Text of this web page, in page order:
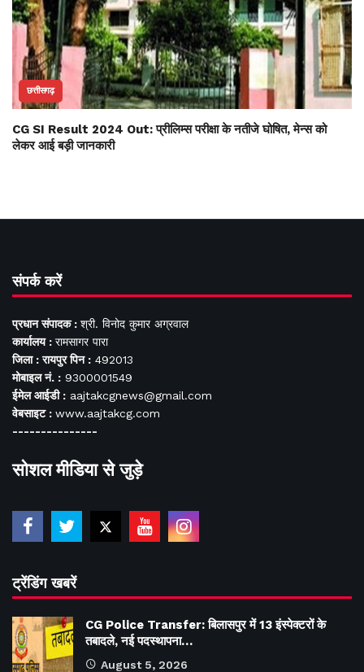
छत्तीसगढ़
CG SI Result 2024 Out: प्रीलिम्स परीक्षा के नतीजे घोषित, मेन्स को
लेकर आई बड़ी जानकारी
संपर्क करें
प्रधान संपादक : श्री. विनोद कुमार अग्रवाल
कार्यालय : रामसागर पारा
जिला : रायपुर पिन : 492013
मोबाइल नं. : 9300001549
ईमेल आईडी : aajtakcgnews@gmail.com
वेबसाइट : www.aajtakcg.com
---------------
सोशल मीडिया से जुड़े
ट्रेंडिंग खबरें
CG Police Transfer: बिलासपुर में 13 इंस्पेक्टरों के
तबादले, नई पदस्थापना…
August 5, 2026